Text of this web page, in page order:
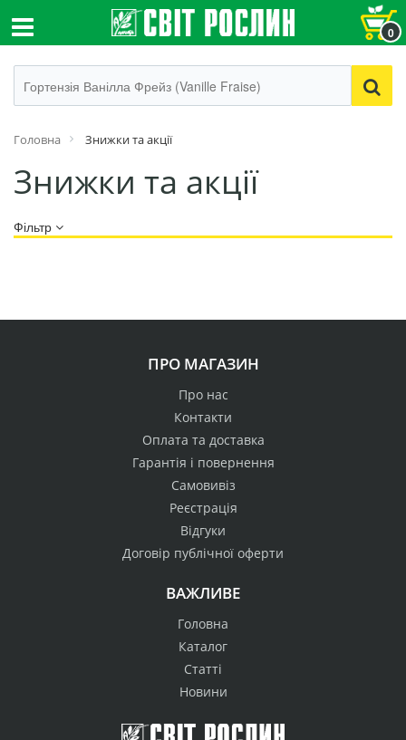
0
Головна Знижки та акції
Знижки та акції
Фільтр
ПРО МАГАЗИН
Про нас
Контакти
Оплата та доставка
Гарантія і повернення
Самовивіз
Реєстрація
Відгуки
Договір публічної оферти
ВАЖЛИВЕ
Головна
Каталог
Статті
Новини